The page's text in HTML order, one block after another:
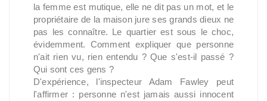
la femme est mutique, elle ne dit pas un mot, et le
propriétaire de la maison jure ses grands dieux ne
pas les connaître. Le quartier est sous le choc,
évidemment. Comment expliquer que personne
n'ait rien vu, rien entendu ? Que s'est-il passé ?
Qui sont ces gens ?
D'expérience, l'inspecteur Adam Fawley peut
l'affirmer : personne n'est jamais aussi innocent